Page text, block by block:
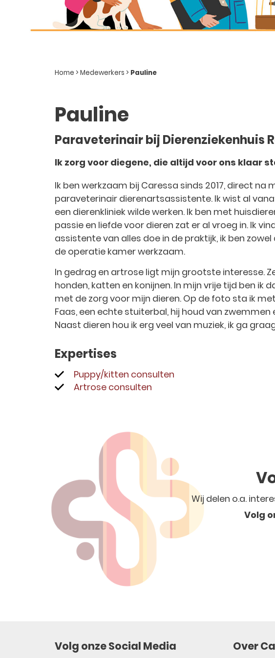
Home > Medewerkers > Pauline
Pauline
Paraveterinair bij Dierenziekenhuis
Ik zorg voor diegene, die altijd voor ons klaar
Ik ben werkzaam bij Caressa sinds 2017, direct na
paraveterinair dierenartsassistente. Ik wist al
een dierenkliniek wilde werken. Ik ben met
passie en liefde voor dieren zat er al vroeg in. Ik
assistente van alles doe in de praktijk, ik ben
de operatie kamer werkzaam.
In gedrag en artrose ligt mijn grootste interesse.
honden, katten en konijnen. In mijn vrije tijd ben ik
met de zorg voor mijn dieren. Op de foto sta ik
Faas, een echte stuiterbal, hij houd van zwemmen
Naast dieren hou ik erg veel van muziek, ik ga
Expertises
Puppy/kitten consulten
Artrose consulten
Wij delen o.a.
Volg
Volg onze Social Media Over